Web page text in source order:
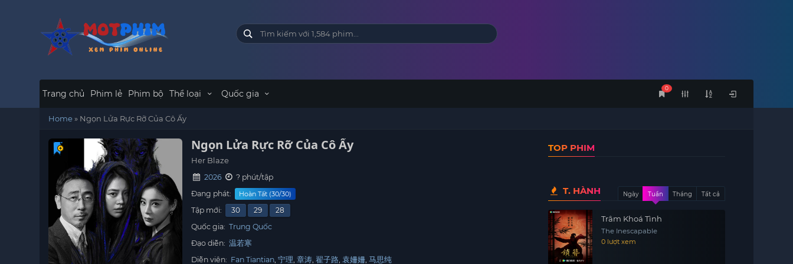
0
Trang chủ Phim lẻ Phim bộ Thể loại Quốc gia
Home» Ngọn Lửa Rực Rỡ Của Cô Ấy
Ngọn Lửa Rực Rỡ Của Cô Ấy
Her Blaze
2026
? phút/tập
Đang phát:
Hoàn Tất (30/30)
Tập mới: 30 29
28
Quốc gia: Trung Quốc
Đạo diễn: 温若寒
Diễn viên: Fan Tiantian 宁理 章涛 翟子路 袁姍姍 马思纯
TOP PHIM
T. HÀNH Ngày Tuần Tháng Tất cả
Trâm Khoá Tình
The Inescapable
0 lượt xem